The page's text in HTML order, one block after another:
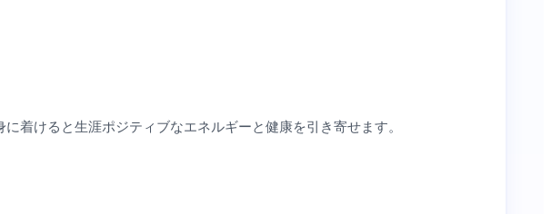
着けると生涯ポジティブなエネルギーと健康を引き寄せます。